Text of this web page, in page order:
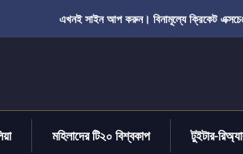
এখনই সাইন আপ করুন। বিনামূল্যে ক্রিকেট
মহিলাদের টি২০ বিশ্বকাপ টুইটার-